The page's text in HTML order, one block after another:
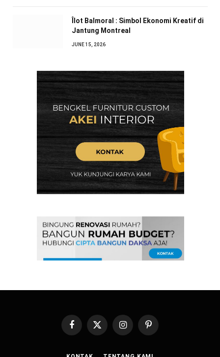
Îlot Balmoral : Simbol Ekonomi Kreatif di
Jantung Montreal
JUNE 15, 2026
FacebookX
(Twitter)
InstagramPinterest